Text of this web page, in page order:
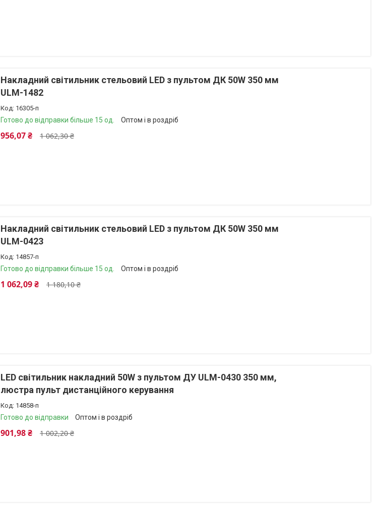
Накладний світильник стельовий LED з пультом ДК 50W 350 мм
ULM-1482
16305-п
Готово до відправки більше 15 од. Оптом і в роздріб
1 062,30 ₴
956,07 ₴
Накладний світильник стельовий LED з пультом ДК 50W 350 мм
ULM-0423
14857-п
Готово до відправки більше 15 од. Оптом і в роздріб
1 180,10 ₴
1 062,09 ₴
LED світильник накладний 50W з пультом ДУ ULM-0430 350 мм,
люстра пульт дистанційного керування
14858-п
Готово до відправки Оптом і в роздріб
1 002,20 ₴
901,98 ₴